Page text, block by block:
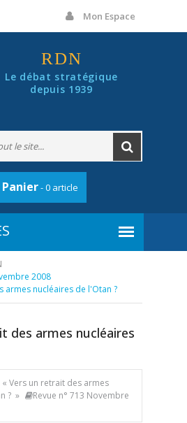
Mon Espace
RDN
Le débat stratégique
depuis 1939
Panier- 0 article
2008
armes nucléaires de l'Otan ?
des armes nucléaires
« Vers un retrait des armes
? »
Revue n° 713 Novembre